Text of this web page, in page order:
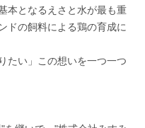
本となるえさと水が最も重
ドの飼料による鶏の育成に
たい」この想いを一つ一つ